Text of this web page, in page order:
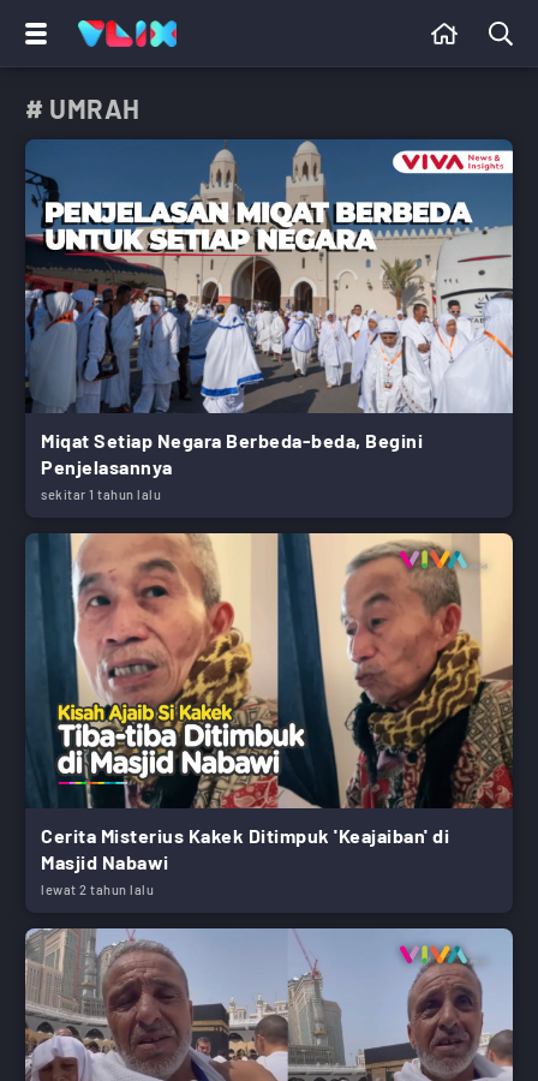
# UMRAH
Miqat Setiap Negara Berbeda-beda, Begini
Penjelasannya
sekitar 1 tahun lalu
Cerita Misterius Kakek Ditimpuk 'Keajaiban' di
Masjid Nabawi
lewat 2 tahun lalu